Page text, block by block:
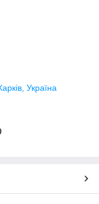
Україна